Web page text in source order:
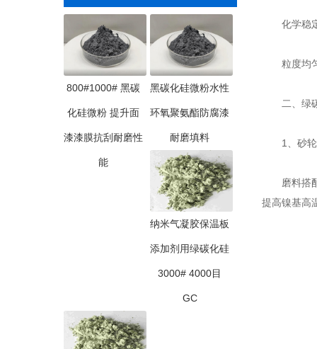
800#1000# 黑碳
化硅微粉 提升面
漆漆膜抗刮耐磨性
能
黑碳化硅微粉水性
环氧聚氨酯防腐漆
耐磨填料
纳米气凝胶保温板
添加剂用绿碳化硅
3000# 4000目
GC
化学稳
粒度均匀
二、绿碳
1、砂轮
磨料搭配
提高镍基高